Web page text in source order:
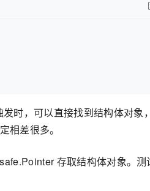
时，可以直接找到结构体对象
相差很多。
存取结构体对象。